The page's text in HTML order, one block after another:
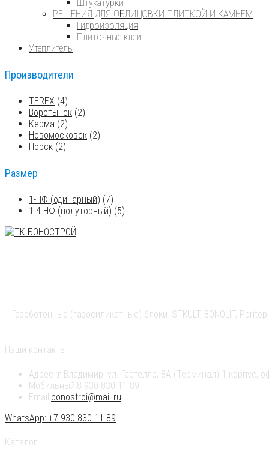
Штукатурки
РЕШЕНИЯ ДЛЯ ОБЛИЦОВКИ ПЛИТКОЙ И КАМНЕМ
Гидроизоляция
Плиточные клеи
Утеплитель
Производители
TEREX (4)
Воротынск (2)
Керма (2)
Новомосковск (2)
Норск (2)
Размер
1-НФ (одинарный) (7)
1.4-НФ (полуторный) (5)
Газобетонные (газосиликатные) блоки ISTKULT, BONOLIT,
Наши контакты
Адрес : г.Владимир, ул. Гастелло, 8А (Терминал) 1 корпус,
Мобильный: 8 930 830 11 89
Email: bonostroi@mail.ru
WhatsApp: +7 930 830 11 89
Каталог